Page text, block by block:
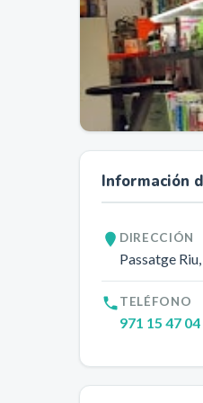
Información
DIRECCIÓN
Passatge
TELÉFONO
971 15 47 04